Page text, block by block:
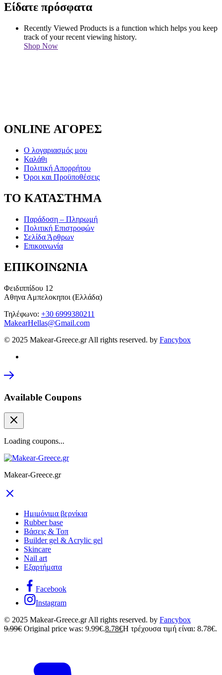
Είδατε πρόσφατα
Recently Viewed Products is a function which helps you keep
track of your recent viewing history.
Shop Now
ONLINE ΑΓΟΡΕΣ
Ο λογαριασμός μου
Καλάθι
Πολιτική Απορρήτου
Όροι και Προϋποθέσεις
ΤΟ ΚΑΤΑΣΤΗΜΑ
Παράδοση – Πληρωμή
Πολιτική Επιστροφών
Σελίδα Άρθρων
Επικοινωνία
ΕΠΙΚΟΙΝΩΝΙΑ
Φειδιππίδου 12
Αθηνα Αμπελοκηποι (Ελλάδα)
Τηλέφωνο: +30 6999380211
MakearHellas@Gmail.com
© 2025 Makear-Greece.gr All rights reserved. by Fancybox
Available Coupons
Loading coupons...
Makear-Greece.gr
Ημιμόνιμα βερνίκια
Rubber base
Βάσεις & Τοπ
Builder gel & Acrylic gel
Skincare
Nail art
Εξαρτήματα
Facebook
Instagram
© 2025 Makear-Greece.gr All rights reserved. by Fancybox
9.99€ Original price was: 9.99€.8.78€Η τρέχουσα τιμή είναι: 8.78€.